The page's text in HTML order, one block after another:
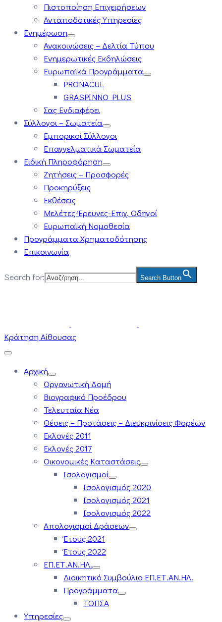
Πιστοποίηση Επιχειρήσεων
Ανταποδοτικές Υπηρεσίες
Ενημέρωση
Ανακοινώσεις – Δελτία Τύπου
Ενημερωτικές Εκδηλώσεις
Ευρωπαϊκά Προγράμματα
PRONACUL
GRASPINNO PLUS
Σας Ενδιαφέρει
Σύλλογοι – Σωματεία
Εμπορικοί Σύλλογοι
Επαγγελματικά Σωματεία
Ειδική Πληροφόρηση
Ζητήσεις – Προσφορές
Προκηρύξεις
Εκθέσεις
Μελέτες-Έρευνες-Επιχ. Οδηγοί
Ευρωπαϊκή Νομοθεσία
Προγράμματα Χρηματοδότησης
Επικοινωνία
Search for: Search Button
Κράτηση Αίθουσας
Αρχική
Οργανωτική Δομή
Βιογραφικό Προέδρου
Τελευταία Νέα
Θέσεις – Προτάσεις – Διευκρινίσεις Φορέων
Εκλογές 2011
Εκλογές 2017
Οικονομικές Καταστάσεις
Ισολογισμοί
Ισολογισμός 2020
Ισολογισμός 2021
Ισολογισμός 2022
Απολογισμοί Δράσεων
Έτους 2021
Έτους 2022
ΕΠ.ΕΤ.ΑΝ.ΗΛ.
Διοικητικό Συμβούλιο ΕΠ.ΕΤ.ΑΝ.ΗΛ.
Προγράμματα
ΤΟΠΣΑ
Υπηρεσίες